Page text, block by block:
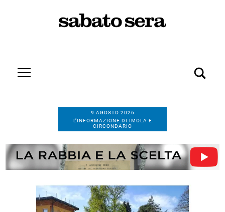
9 AGOSTO 2026
L’INFORMAZIONE DI IMOLA E
CIRCONDARIO